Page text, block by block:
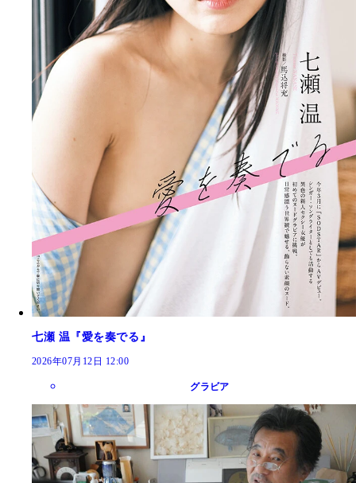
七瀬 温『愛を奏でる』
2026年07月12日 12:00
グラビア